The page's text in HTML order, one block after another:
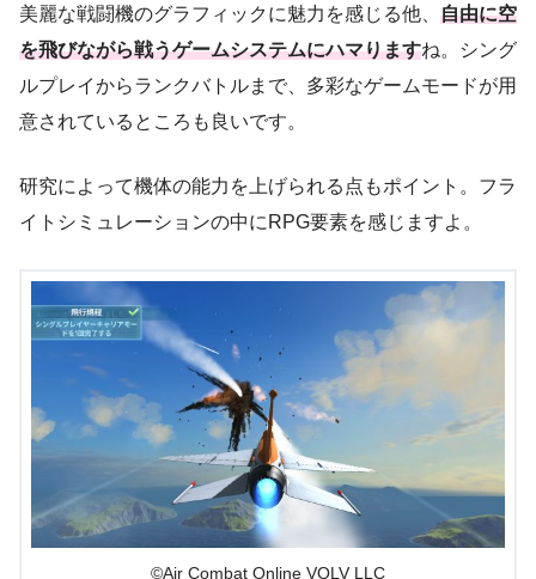
美麗な戦闘機のグラフィックに魅力を感じる他、 自由に空
を飛びながら戦うゲームシステムにハマりますね。シング
ルプレイからランクバトルまで、多彩なゲームモードが用
意されているところも良いです。
研究によって機体の能力を上げられる点もポイント。フラ
イトシミュレーションの中にRPG要素を感じますよ。
©Air Combat Online VOLV LLC